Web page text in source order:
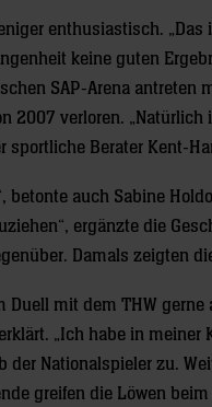
enthusiastisch.
keine guten
SAP-Arena antreten
2007 verloren.
sportliche Berater Kent-
betonte auch Sabine
ergänzte die
Damals zeigten
Duell mit dem THW
„Ich habe in
der Nationalspieler zu.
greifen die Löwen